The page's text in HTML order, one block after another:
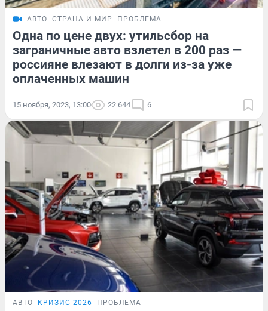
АВТО СТРАНА И МИР ПРОБЛЕМА
Одна по цене двух: утильсбор на
заграничные авто взлетел в 200 раз —
россияне влезают в долги из-за уже
оплаченных машин
15 ноября, 2023, 13:00 22 644 6
АВТО КРИЗИС-2026 ПРОБЛЕМА